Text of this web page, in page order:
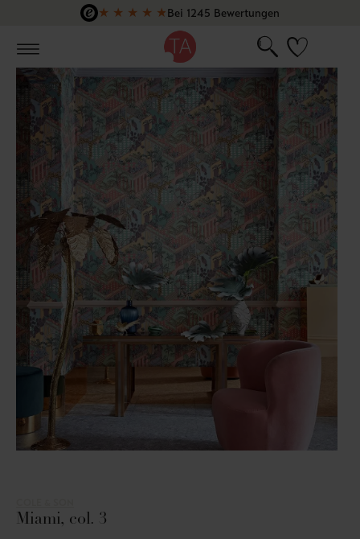
Zum Hauptinhalt springen
★ ★ ★ ★ ★Bei 1245 Bewertungen
Miami, col. 3